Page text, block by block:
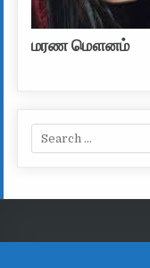
மரண மௌனம்
Search for: